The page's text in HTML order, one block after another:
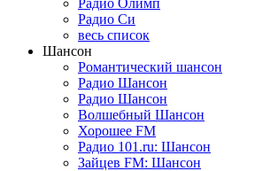
Радио Си
весь список
Шансон
Романтический шансон
Радио Шансон
Радио Шансон
Волшебный Шансон
Хорошее FM
Радио 101.ru: Шансон
Зайцев FM: Шансон